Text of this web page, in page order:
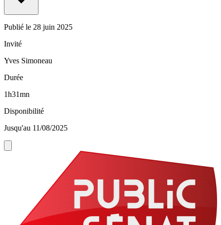
Publié le 28 juin 2025
Invité
Yves Simoneau
Durée
1h31mn
Disponibilité
Jusqu'au 11/08/2025